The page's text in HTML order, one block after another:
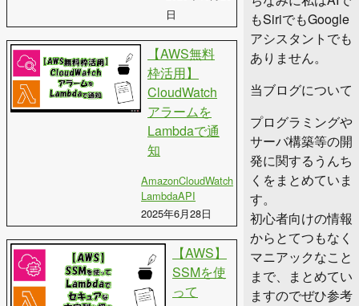
日
【AWS無料
枠活用】
CloudWatch
アラームを
Lambdaで通
知
AmazonCloudWatch
LambdaAPI
2025年6月28日
【AWS】
SSMを使
って
もSiriでもGoogle
アシスタントでも
ありません。
当ブログについて
プログラミングや
サーバ構築等の開
発に関するうんち
くをまとめていま
す。
初心者向けの情報
からとてつもなく
マニアックなこと
まで、まとめてい
ますのでぜひ参考